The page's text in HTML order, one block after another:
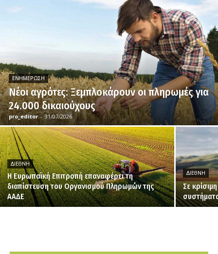
ΕΝΗΜΈΡΩΣΗ
Νέοι αγρότες: Ξεμπλοκάρουν οι πληρωμές για
24.000 δικαιούχους
pro_editor - 31/07/2026
ΔΙΕΘΝΉ
H Ευρωπαϊκή Επιτροπή επαναφέρει τη
διαπίστευση του Οργανισμού Πληρωμών της
ΑΑΔΕ
ΔΙΕΘΝΉ
Σε